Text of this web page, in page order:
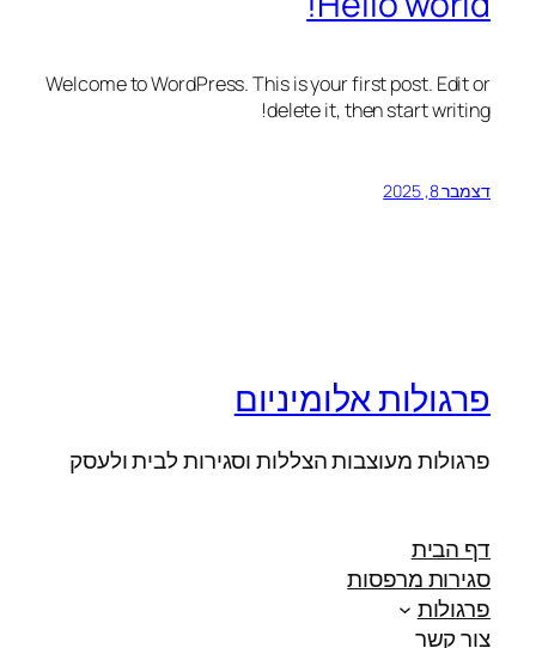
Welcome to WordPress. This is your first post. Edit or
delete it, then start writing!
דצמבר 8, 2025
פרגולות אלומיניום
פרגולות מעוצבות הצללות וסגירות לבית ולעסק
דף הבית
סגירות מרפסות
פרגולות
צור קשר